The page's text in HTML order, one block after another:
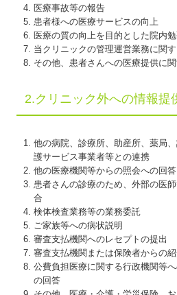
医療事故等の報告
患者様への医療サービスの向上
医療の質の向上を目的とした院内
当クリニックの管理運営業務に関
その他、患者さんへの医療提供に
2.クリニック外への情報提
他の病院、診療所、助産所、薬局
護サービス事業者等との連携
他の医療機関等からの照会への回答
患者さんの診療のため、外部の医
合
検体検査業務等の業務委託
ご家族等への病状説明
審査支払機関へのレセプトの提出
審査支払機関または保険者からの
公費負担医療に関する行政機関等
の回答